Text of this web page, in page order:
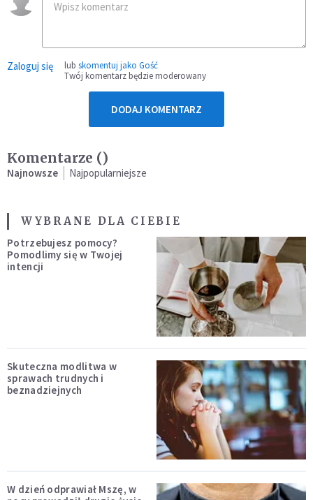
Zaloguj się lub skomentuj jako Gość
Twój komentarz będzie moderowany
DODAJ KOMENTARZ
Komentarze ()
Najnowsze Najpopularniejsze
WYBRANE DLA CIEBIE
Potrzebujesz pomocy?
Pomodlimy się w Twojej
intencji
Skuteczna modlitwa w
sprawach trudnych i
beznadziejnych
W dzień odprawiał Mszę, w